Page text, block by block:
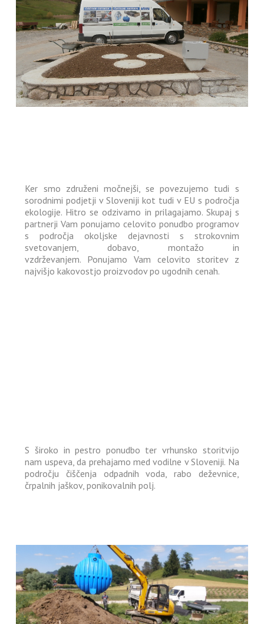
Ker smo združeni močnejši, se povezujemo tudi s
sorodnimi podjetji v Sloveniji kot tudi v EU s področja
ekologije. Hitro se odzivamo in prilagajamo. Skupaj s
partnerji Vam ponujamo celovito ponudbo programov
s področja okoljske dejavnosti s strokovnim
svetovanjem, dobavo, montažo in
vzdrževanjem. Ponujamo Vam celovito storitev z
najvišjo kakovostjo proizvodov po ugodnih cenah.
S široko in pestro ponudbo ter vrhunsko storitvijo
nam uspeva, da prehajamo med vodilne v Sloveniji. Na
področju čiščenja odpadnih voda, rabo deževnice,
črpalnih jaškov, ponikovalnih polj.